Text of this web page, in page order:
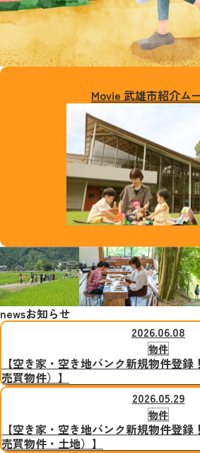
Movie 武雄市紹介ム
newsお知らせ
2026.06.08
物件
【空き家・空き地バンク新規物件登
売買物件）】
2026.05.29
物件
【空き家・空き地バンク新規物件登
売買物件・土地）】